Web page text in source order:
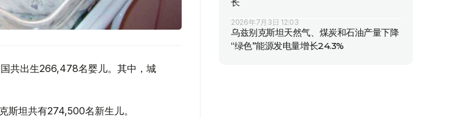
共出生266,478名婴儿。其中，城
坦共有274,500名新生儿。
2026年7月3日 12:03
乌兹别克斯坦天然气、煤炭和石油产量下降
“绿色”能源发电量增长24.3%